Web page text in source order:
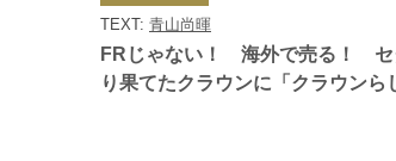
FRじゃない！ 海外で売る！
り果てたクラウンに「クラウンら
TEXT: 青山尚暉
ゴ
リ
ー